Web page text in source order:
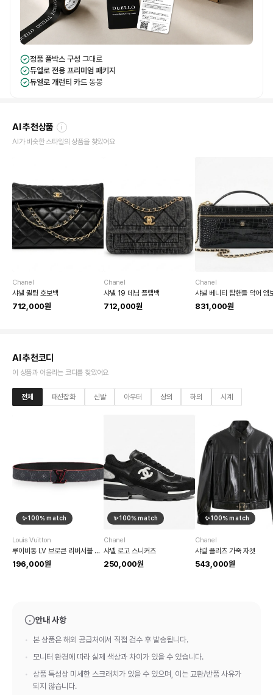
정품 풀박스 구성 그대로
듀엘로 전용 프리미엄 패키지
듀엘로 개런티 카드 동봉
AI 추천상품 i
AI가 비슷한 스타일의 상품을 찾았어요
Chanel
샤넬 퀼팅 호보백
712,000원
Chanel
샤넬 19 데님 플랩백
712,000원
Chanel
831,000원
AI 추천코디
이 상품과 어울리는 코디를 찾았어요
전체 패션잡화 신발 아우터 상의 하의 시계
✨100% match
Louis Vuitton
루이비통 LV 브로큰 리버서블 벨트
196,000원
✨100% match
Chanel
샤넬 로고 스니커즈
250,000원
✨100% match
Chanel
샤넬 플리츠 가죽 자켓
543,000원
안내 사항
본 상품은 해외 공급처에서 직접 검수 후 발송됩니다.
모니터 환경에 따라 실제 색상과 차이가 있을 수 있습니다.
상품 특성상 미세한 스크래치가 있을 수 있으며, 이는 교환/반품 사유가
되지 않습니다.